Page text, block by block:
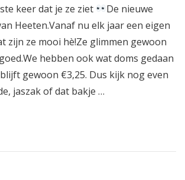
keer dat je ze ziet
De nieuwe
Heeten.Vanaf nu elk jaar een eigen
zijn ze mooi hè!Ze glimmen gewoon
hebben ook wat doms gedaan
gewoon €3,25. Dus kijk nog even
jaszak of dat bakje …